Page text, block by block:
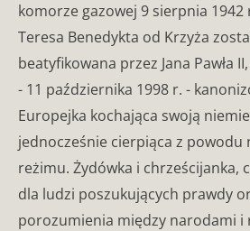
komorze gazowej 9 sierpnia 1942
Teresa Benedykta od Krzyża
beatyfikowana przez Jana Pawła
- 11 października 1998 r. -
Europejka kochająca swoją
jednocześnie cierpiąca z powodu
reżimu. Żydówka i chrześcijanka,
dla ludzi poszukujących prawdy
porozumienia między narodami i